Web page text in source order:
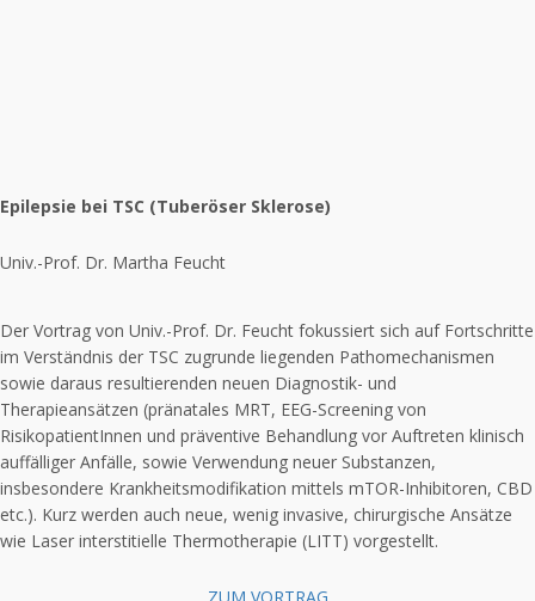
Epilepsie bei TSC (Tuberöser Sklerose)
Univ.-Prof. Dr. Martha Feucht
Der Vortrag von Univ.-Prof. Dr. Feucht fokussiert sich auf Fortschritte
im Verständnis der TSC zugrunde liegenden Pathomechanismen
sowie daraus resultierenden neuen Diagnostik- und
Therapieansätzen (pränatales MRT, EEG-Screening von
RisikopatientInnen und präventive Behandlung vor Auftreten klinisch
auffälliger Anfälle, sowie Verwendung neuer Substanzen,
insbesondere Krankheitsmodifikation mittels mTOR-Inhibitoren, CBD
etc.). Kurz werden auch neue, wenig invasive, chirurgische Ansätze
wie Laser interstitielle Thermotherapie (LITT) vorgestellt.